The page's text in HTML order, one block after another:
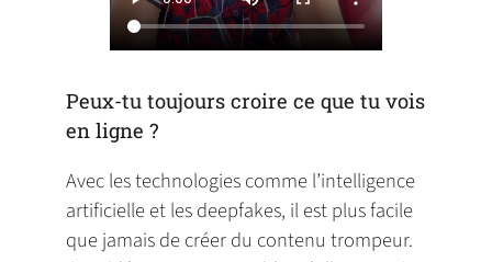
Peux-tu toujours croire ce que tu vois
en ligne ?
Avec les technologies comme l’intelligence
artificielle et les deepfakes, il est plus facile
que jamais de créer du contenu trompeur.